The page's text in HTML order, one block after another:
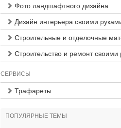
Фото ландшафтного дизайна
Дизайн интерьера своими
Строительные и отделочные
Строительство и ремонт своими
СЕРВИСЫ
Трафареты
ПОПУЛЯРНЫЕ ТЕМЫ